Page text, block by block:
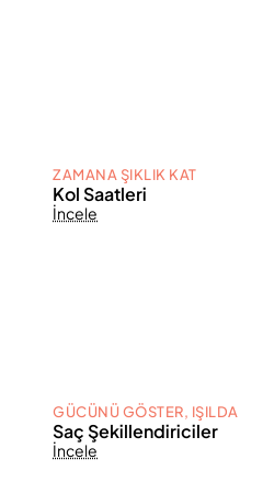
ZAMANA ŞIKLIK KAT
Kol Saatleri
İncele
GÜCÜNÜ GÖSTER, IŞILDA
Saç Şekillendiriciler
İncele